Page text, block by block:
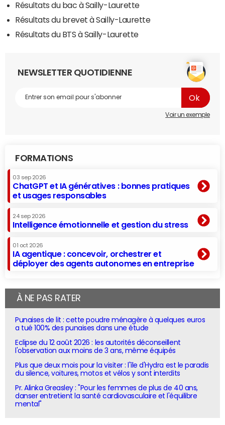
Résultats du bac à Sailly-Laurette
Résultats du brevet à Sailly-Laurette
Résultats du BTS à Sailly-Laurette
NEWSLETTER QUOTIDIENNE
Voir un exemple
FORMATIONS
03 sep 2026
ChatGPT et IA génératives : bonnes pratiques
et usages responsables
24 sep 2026
Intelligence émotionnelle et gestion du stress
01 oct 2026
IA agentique : concevoir, orchestrer et
déployer des agents autonomes en entreprise
À NE PAS RATER
Punaises de lit : cette poudre ménagère à quelques euros
a tué 100% des punaises dans une étude
Eclipse du 12 août 2026 : les autorités déconseillent
l'observation aux moins de 3 ans, même équipés
Plus que deux mois pour la visiter : l'île d'Hydra est le paradis
du silence, voitures, motos et vélos y sont interdits
Pr. Alinka Greasley : "Pour les femmes de plus de 40 ans,
danser entretient la santé cardiovasculaire et l'équilibre
mental"